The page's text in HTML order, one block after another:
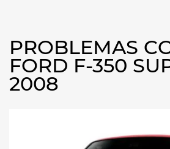
PROBLEMAS
FORD F-350
2008